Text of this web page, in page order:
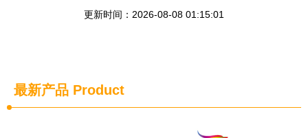
更新时间：2026-08-08 01:15:01
最新产品 Product